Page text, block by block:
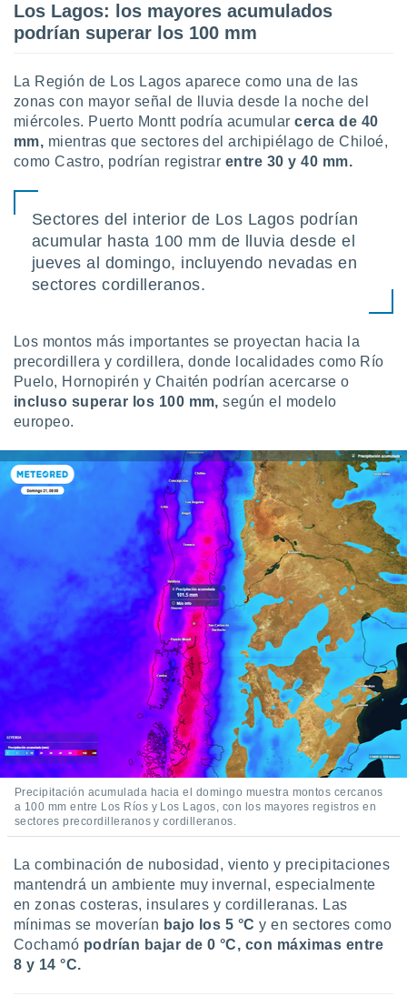
Los Lagos: los mayores acumulados
podrían superar los 100 mm
La Región de Los Lagos aparece como una de las
zonas con mayor señal de lluvia desde la noche del
miércoles. Puerto Montt podría acumular cerca de 40
mm, mientras que sectores del archipiélago de Chiloé,
como Castro, podrían registrar entre 30 y 40 mm.
Sectores del interior de Los Lagos podrían
acumular hasta 100 mm de lluvia desde el
jueves al domingo, incluyendo nevadas en
sectores cordilleranos.
Los montos más importantes se proyectan hacia la
precordillera y cordillera, donde localidades como Río
Puelo, Hornopirén y Chaitén podrían acercarse o
incluso superar los 100 mm,según el modelo
europeo.
Precipitación acumulada hacia el domingo muestra montos cercanos
a 100 mm entre Los Ríos y Los Lagos, con los mayores registros en
sectores precordilleranos y cordilleranos.
La combinación de nubosidad, viento y precipitaciones
mantendrá un ambiente muy invernal, especialmente
en zonas costeras, insulares y cordilleranas. Las
mínimas se moverían bajo los 5 °Cy en sectores como
Cochamó podrían bajar de 0 °C, con máximas entre
8 y 14 °C.